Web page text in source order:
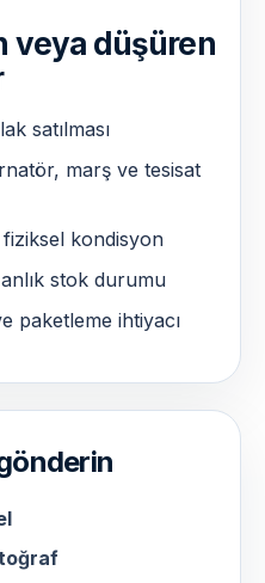
veya düşüren
satılması
marş ve tesisat
kondisyon
stok durumu
paketleme ihtiyacı